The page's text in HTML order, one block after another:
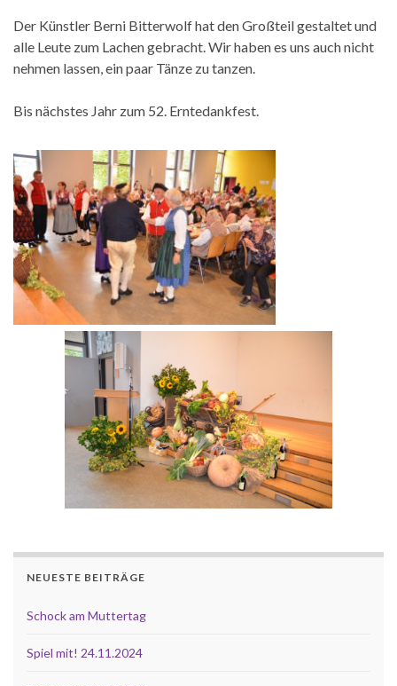
Der Künstler Berni Bitterwolf hat den Großteil gestaltet und
alle Leute zum Lachen gebracht. Wir haben es uns auch nicht
nehmen lassen, ein paar Tänze zu tanzen.
Bis nächstes Jahr zum 52. Erntedankfest.
NEUESTE BEITRÄGE
Schock am Muttertag
Spiel mit! 24.11.2024